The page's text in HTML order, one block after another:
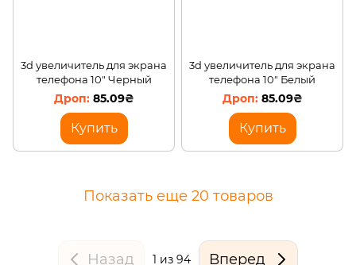
3d увеличитель для экрана
телефона 10" Черный
85.09₴
Купить
3d увеличитель для экрана
телефона 10" Белый
85.09₴
Купить
Показать еще 20 товаров
Назад 1 из 94 Вперед